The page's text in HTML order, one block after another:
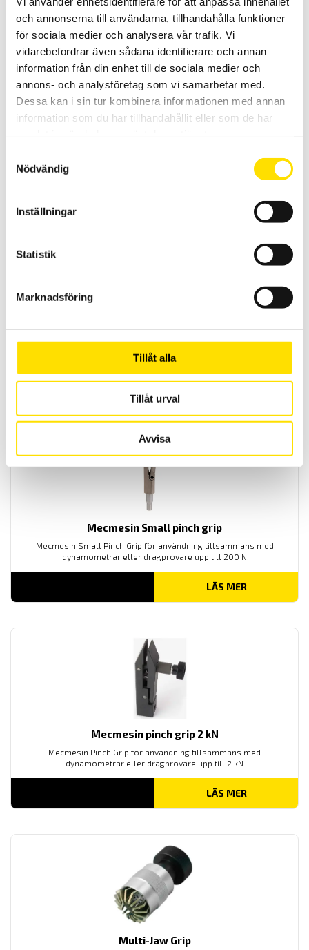
och annonserna till användarna, tillhandahålla funktioner
för sociala medier och analysera vår trafik. Vi
vidarebefordrar även sådana identifierare och annan
information från din enhet till de sociala medier och
annons- och analysföretag som vi samarbetar med.
Dessa kan i sin tur kombinera informationen med annan
information som du har tillhandahållit eller som de har
Nödvändig
Inställningar
Statistik
Marknadsföring
Tillåt alla
Tillåt urval
Avvisa
Mecmesin Large Pinch Grip
Vridmomentfixtur Mecmesin Fixing Plate för användning med
manuella och motoriserade provställ för momentmätning.
LÄS MER
Mecmesin Small pinch grip
Mecmesin Small Pinch Grip för användning tillsammans med
dynamometrar eller dragprovare upp till 200 N
LÄS MER
Mecmesin pinch grip 2 kN
Mecmesin Pinch Grip för användning tillsammans med
dynamometrar eller dragprovare upp till 2 kN
LÄS MER
Multi-Jaw Grip